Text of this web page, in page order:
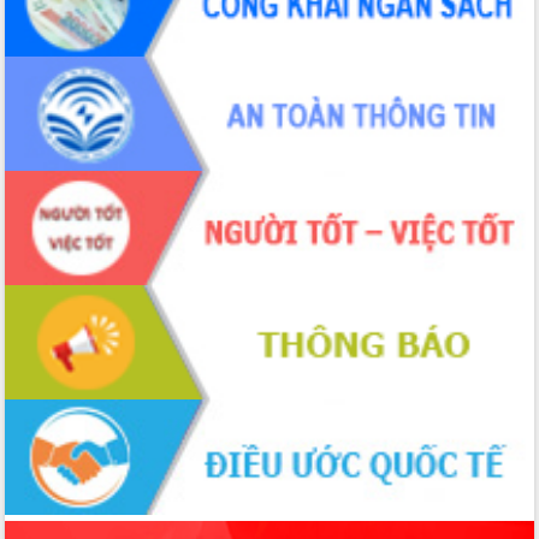
món ăn từ sầu riêng
Đắk Lắk công bố Quy hoạch và xúc
tiến đầu tư tỉnh
Ngành cá ngừ Đắk Lắk chủ động thích
ứng để giữ vững thị trường xuất khẩu
Diễn đàn Kinh tế tư nhân Việt Nam đột
phá cơ chế - Hợp tác công tư
Đề án 06 tạo bước ngoặt đột phá trong
cải cách hành chính tỉnh Đắk Lắk
Kết nối tour, đẩy mạnh chuyển đổi số
để phát triển du lịch Đắk Lắk
Khởi động Dự án Đầu tư xây dựng hạ
tầng kỹ thuật Cụm công nghiệp Tân
Tiến
Gặp mặt các cơ quan báo chí nhân Kỷ
niệm 101 năm Ngày Báo chí Cách
mạng Việt Nam
Đắk Lắk sơ kết 4 năm triển khai thực
hiện Đề án 06 của Chính phủ
Họp báo thông tin về Hội nghị Công bố